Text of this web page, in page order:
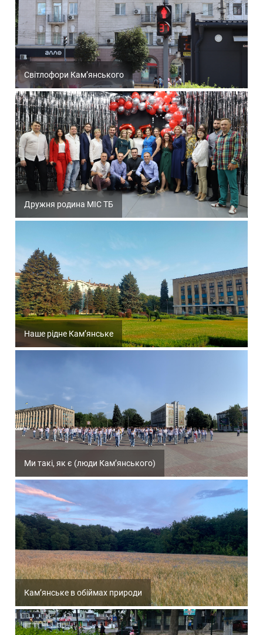
Світлофори Кам’янського
Дружня родина МІС ТБ
Наше рідне Кам’янське
Ми такі, як є (люди Кам’янського)
Кам’янське в обіймах природи